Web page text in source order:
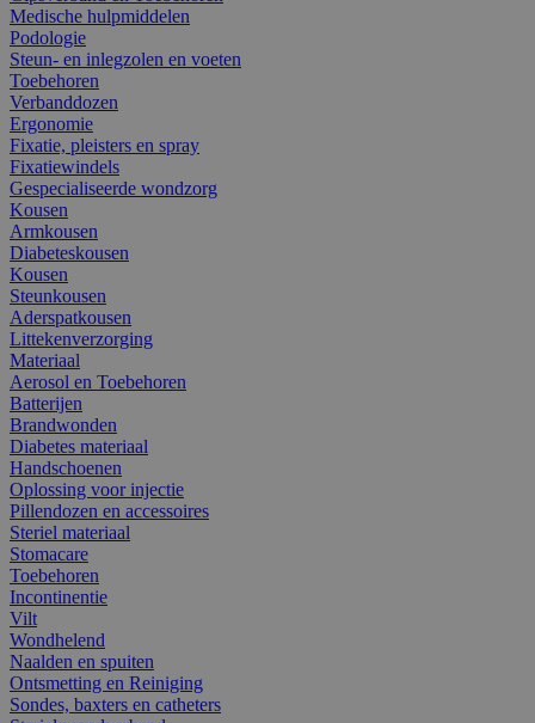
Medische hulpmiddelen
Podologie
Steun- en inlegzolen en voeten
Toebehoren
Verbanddozen
Ergonomie
Fixatie, pleisters en spray
Fixatiewindels
Gespecialiseerde wondzorg
Kousen
Armkousen
Diabeteskousen
Kousen
Steunkousen
Aderspatkousen
Littekenverzorging
Materiaal
Aerosol en Toebehoren
Batterijen
Brandwonden
Diabetes materiaal
Handschoenen
Oplossing voor injectie
Pillendozen en accessoires
Steriel materiaal
Stomacare
Toebehoren
Incontinentie
Vilt
Wondhelend
Naalden en spuiten
Ontsmetting en Reiniging
Sondes, baxters en catheters